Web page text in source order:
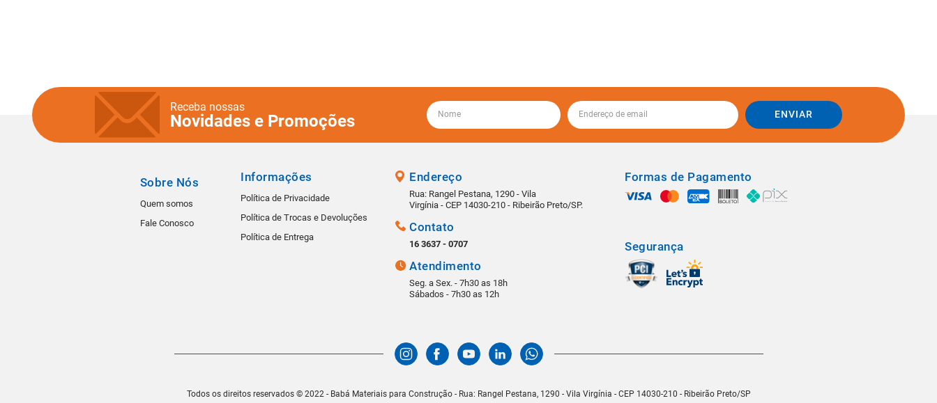
Receba nossas
Novidades e Promoções ENVIAR
Sobre Nós
Quem somos
Fale Conosco
Informações
Política de Privacidade
Política de Trocas e Devoluções
Política de Entrega
Endereço
Rua: Rangel Pestana, 1290 - Vila
Virgínia - CEP 14030-210 - Ribeirão Preto/SP.
Contato
16 3637 - 0707
Atendimento
Seg. a Sex. - 7h30 as 18h
Sábados - 7h30 as 12h
Formas de Pagamento
Segurança
Todos os direitos reservados © 2022 - Babá Materiais para Construção - Rua: Rangel Pestana, 1290 - Vila Virgínia - CEP 14030-210 - Ribeirão Preto/SP